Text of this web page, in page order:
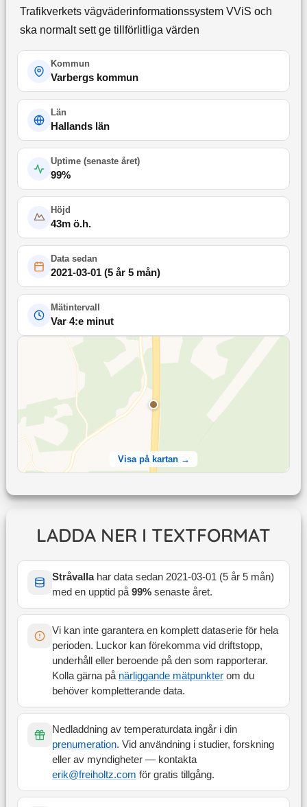
Trafikverkets vägväderinformationssystem VViS och
ska normalt sett ge tillförlitliga värden
Kommun
Varbergs kommun
Län
Hallands län
Uptime (senaste året)
99%
Höjd
43m ö.h.
Data sedan
2021-03-01(5 år 5 mån)
Mätintervall
Var 4:e minut
Visa på kartan →
LADDA NER I TEXTFORMAT
Stråvallahar data sedan 2021-03-01(5 år 5 mån)
med en upptid på99% senaste året.
Vi kan inte garantera en komplett dataserie för hela
perioden. Luckor kan förekomma vid driftstopp,
underhåll eller beroende på den som rapporterar.
Kolla gärna på närliggande mätpunkterom du
behöver kompletterande data.
Nedladdning av temperaturdata ingår i din
prenumeration. Vid användning i studier, forskning
eller av myndigheter — kontakta
erik@freiholtz.com för gratis tillgång.